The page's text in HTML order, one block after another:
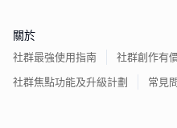
關於
社群最強使用指南
社群創作有
社群焦點功能及升級計劃
常見